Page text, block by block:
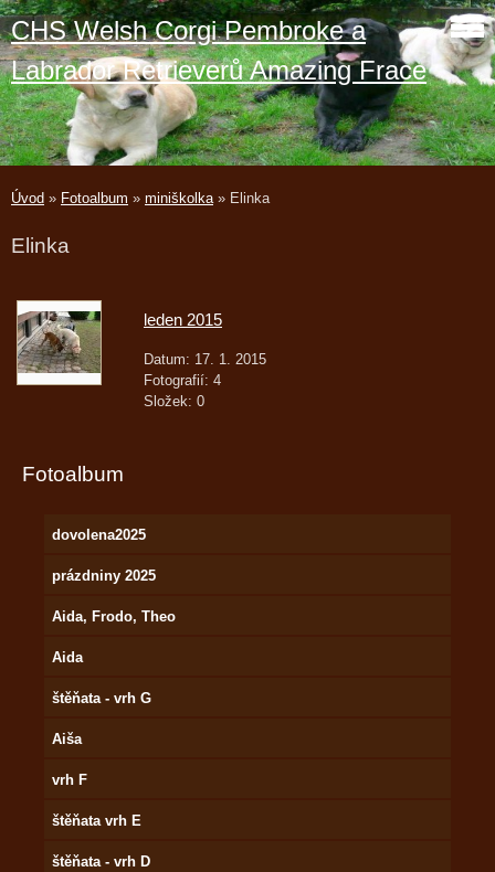
CHS Welsh Corgi Pembroke a
Labrador Retrieverů Amazing Frace
Úvod » Fotoalbum » miniškolka» Elinka
Elinka
leden 2015
Datum: 17. 1. 2015
Fotografií: 4
Složek: 0
Fotoalbum
dovolena2025
prázdniny 2025
Aida, Frodo, Theo
Aida
štěňata - vrh G
Aiša
vrh F
štěňata vrh E
štěňata - vrh D